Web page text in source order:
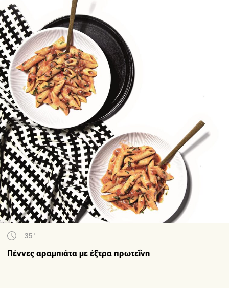
35'
Πέννες αραμπιάτα με έξτρα πρωτεΐνη